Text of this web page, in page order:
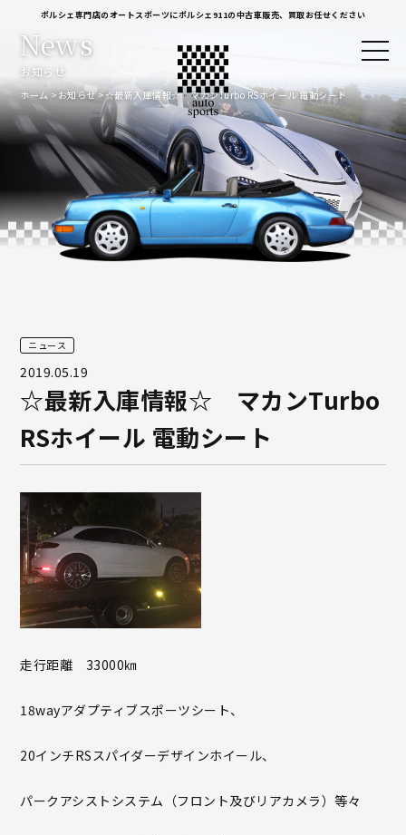
ポルシェ専門店のオートスポーツにポルシェ911の中古車販売、買取お任せください
お知らせ
News
ホーム お知らせ ☆最新入庫情報☆ マカンTurbo RSホイール 電動シート
ニュース
2019.05.19
☆最新入庫情報☆ マカンTurbo
RSホイール 電動シート
走行距離 33000㎞
18wayアダプティブスポーツシート、
20インチRSスパイダーデザインホイール、
パークアシストシステム（フロント及びリアカメラ）等々